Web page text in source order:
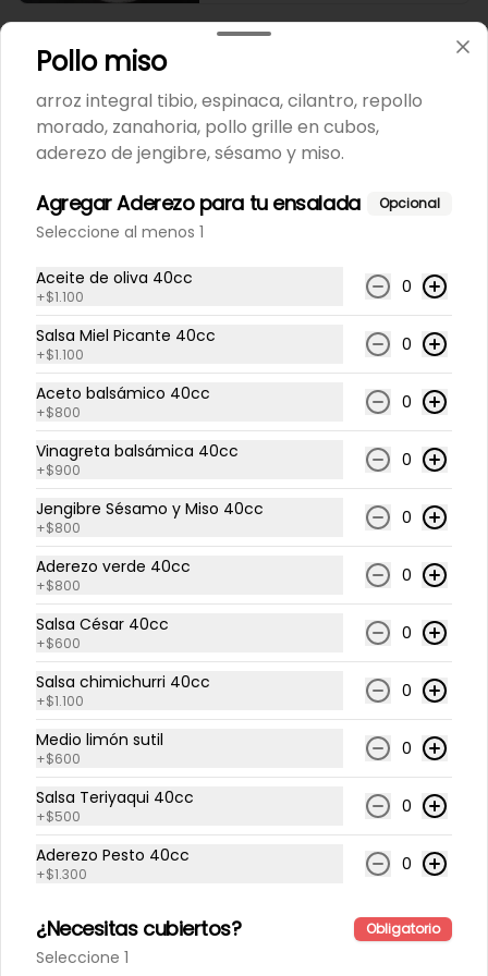
ahumado, salsa bechamel,
espinaca y quesos.
Lasaña artesanal con zapallo,
queso, zapallo italiano,
350gr
$6.200
Pastel de choclos
Envase de aluminio 350gr.
Arma tu ensalada
Arma tú ensalada
$2.000
Pollo miso
arroz integral tibio, espinaca, cilantro, repollo
morado, zanahoria, pollo grille en cubos,
aderezo de jengibre, sésamo y miso.
Agregar Aderezo para tu ensalada Opcional
Seleccione al menos 1
Aceite de oliva 40cc
+$1.100 0
Salsa Miel Picante 40cc
+$1.100 0
Aceto balsámico 40cc
+$800 0
Vinagreta balsámica 40cc
+$900 0
Jengibre Sésamo y Miso 40cc
+$800 0
Aderezo verde 40cc
+$800 0
Salsa César 40cc
+$600 0
Salsa chimichurri 40cc
+$1.100 0
Medio limón sutil
+$600 0
Salsa Teriyaqui 40cc
+$500 0
Aderezo Pesto 40cc
+$1.300 0
¿Necesitas cubiertos? Obligatorio
Seleccione 1